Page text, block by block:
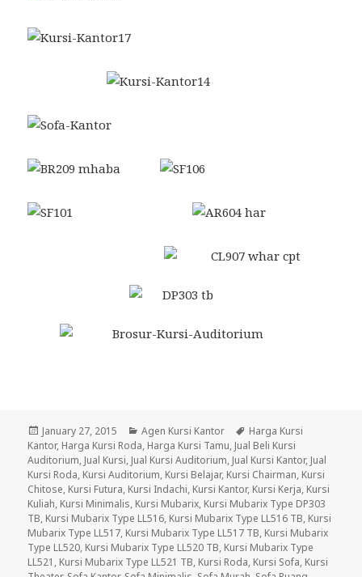
Posted
on
January 27, 2015 Categories
Agen Kursi Kantor Tags
Harga Kursi
Kantor, Harga Kursi Roda, Harga Kursi Tamu, Jual Beli Kursi
Auditorium, Jual Kursi, Jual Kursi Auditorium, Jual Kursi Kantor, Jual
Kursi Roda, Kursi Auditorium, Kursi Belajar, Kursi Chairman, Kursi
Chitose, Kursi Futura, Kursi Indachi, Kursi Kantor, Kursi Kerja, Kursi
Kuliah, Kursi Minimalis, Kursi Mubarix, Kursi Mubarix Type DP303
TB, Kursi Mubarix Type LL516, Kursi Mubarix Type LL516 TB, Kursi
Mubarix Type LL517, Kursi Mubarix Type LL517 TB, Kursi Mubarix
Type LL520, Kursi Mubarix Type LL520 TB, Kursi Mubarix Type
LL521 , Kursi Mubarix Type LL521 TB, Kursi Roda, Kursi Sofa, Kursi